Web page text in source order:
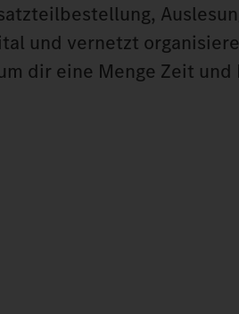
und vernetzt
dir eine Menge Zeit und